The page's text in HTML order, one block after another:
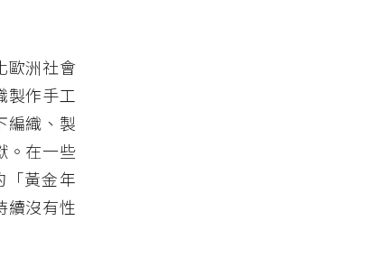
歐洲社會
製作手工
編織、製
。在一些
「黃金年
續沒有性